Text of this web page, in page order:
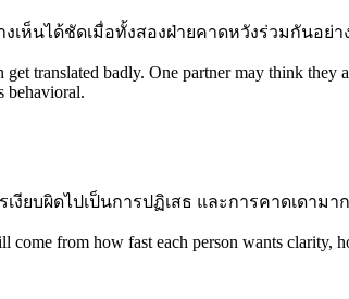
เห็นได้ชัดเมื่อทั้งสองฝ่ายคาดหวังร่วมกันอย่า
translated badly. One partner may think they
behavioral.
งียบผิดไปเป็นการปฏิเสธ และการคาดเดามา
from how fast each person wants clarity,